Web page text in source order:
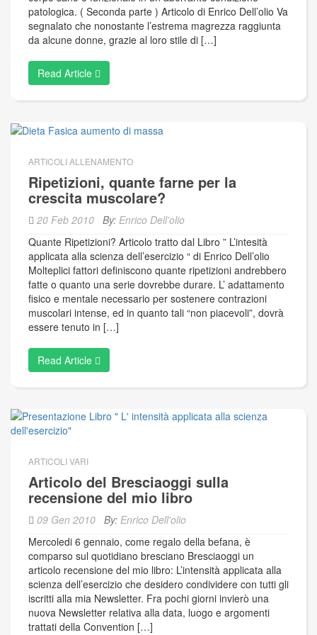
patologica. ( Seconda parte ) Articolo di Enrico Dell’olio Va
segnalato che nonostante l’estrema magrezza raggiunta
da alcune donne, grazie al loro stile di […]
Read Article
ARTICOLI ALLENAMENTO
Ripetizioni, quante farne per la
crescita muscolare?
20 Feb 2010 By: Enrico Dell'olio
Quante Ripetizioni? Articolo tratto dal Libro ” L’intesità
applicata alla scienza dell’esercizio “ di Enrico Dell’olio
Molteplici fattori definiscono quante ripetizioni andrebbero
fatte o quanto una serie dovrebbe durare. L’ adattamento
fisico e mentale necessario per sostenere contrazioni
muscolari intense, ed in quanto tali “non piacevoli”, dovrà
essere tenuto in […]
Read Article
ARTICOLI VARI
Articolo del Bresciaoggi sulla
recensione del mio libro
09 Gen 2010 By: Enrico Dell'olio
Mercoledi 6 gennaio, come regalo della befana, è
comparso sul quotidiano bresciano Bresciaoggi un
articolo recensione del mio libro: L’intensità applicata alla
scienza dell’esercizio che desidero condividere con tutti gli
iscritti alla mia Newsletter. Fra pochi giorni invierò una
nuova Newsletter relativa alla data, luogo e argomenti
trattati della Convention […]